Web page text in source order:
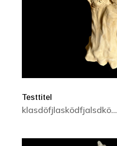
Testtitel
klasdöfjlasködfjalsdkö...